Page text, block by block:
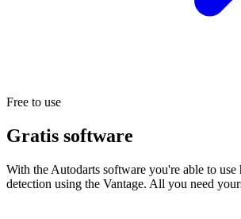
Free to use
Gratis software
With the Autodarts software you're able to use
detection using the Vantage. All you need